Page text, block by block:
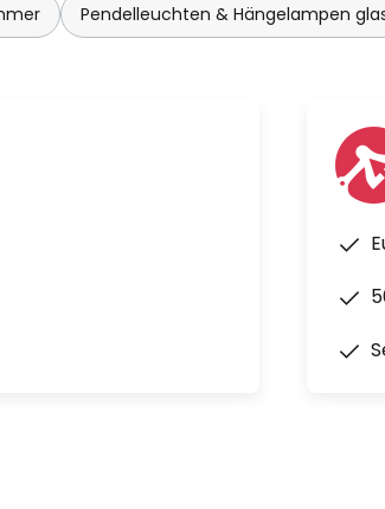
Pendelleuchten & Hängelampen